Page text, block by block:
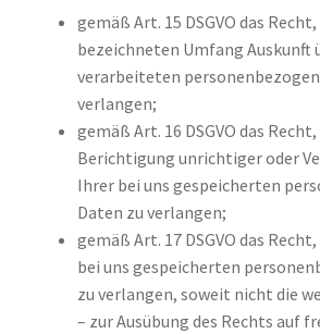
gemäß Art. 15 DSGVO das
bezeichneten Umfang Auskunft
verarbeiteten
verlangen;
gemäß Art. 16 DSGVO das
Berichtigung unrichtiger oder
Ihrer bei uns gespeicherten
Daten zu verlangen;
gemäß Art. 17 DSGVO das
bei uns gespeicherten
zu verlangen, soweit nicht die
– zur Ausübung des Rechts auf